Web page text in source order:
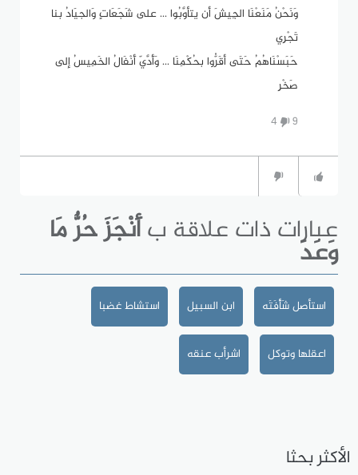
وَنَحْنُ مَنَعْنَا الجِيشَ أن يتأوَّبُوا ... على شَجَعَاتٍ وَالجيَادُ بنا
تَجْرِي
حَبَسْنَاهُمُ حَتَى أقَرُّوا بحُكْمِنَا ... وَأَدَّيّ أَنْفَالُ الخَمِيسُ إلى
صَخْرِ
9
4
عبارات ذات علاقة بأَنْجَزَ حُرٌّ مَا
وَعَدَ
استأصل شَأْفَتَه ابن السبيل استشاط غضبا
اعقلها وتوكل اشرأب عنقه
الأكثر بحثا